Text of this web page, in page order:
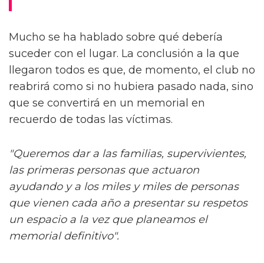
Mucho se ha hablado sobre qué debería
suceder con el lugar. La conclusión a la que
llegaron todos es que, de momento, el club no
reabrirá como si no hubiera pasado nada, sino
que se convertirá en un memorial en
recuerdo de todas las víctimas.
"Queremos dar a las familias, supervivientes,
las primeras personas que actuaron
ayudando y a los miles y miles de personas
que vienen cada año a presentar su respetos
un espacio a la vez que planeamos el
memorial definitivo".